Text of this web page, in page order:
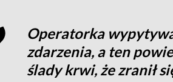
Operatorka
zdarzenia, a ten
ślady krwi, że zranił